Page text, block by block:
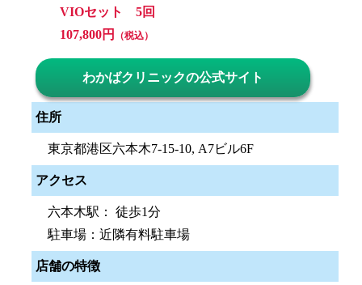
VIOセット 5回
107,800円
（税込）
わかばクリニックの公式サイト
住所
東京都港区六本木7-15-10, A7ビル6F
アクセス
六本木駅： 徒歩1分
駐車場：近隣有料駐車場
店舗の特徴